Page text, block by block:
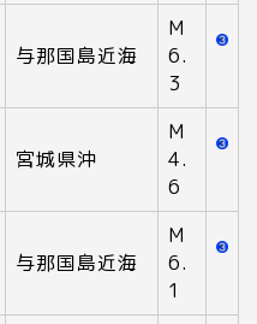
与那国島近海
M
6.
3
宮城県沖
M
4.
6
与那国島近海
M
6.
1